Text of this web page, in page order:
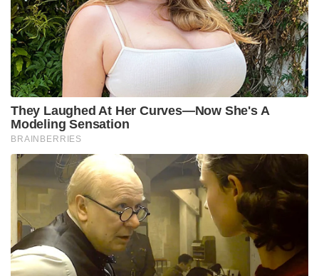
They Laughed At Her Curves—Now She's A
Modeling Sensation
BRAINBERRIES